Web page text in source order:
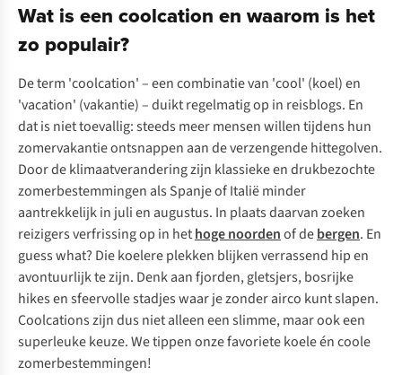
Wat is een coolcation en waarom is het
zo populair?
De term 'coolcation' – een combinatie van 'cool' (koel) en
'vacation' (vakantie) – duikt regelmatig op in reisblogs. En
dat is niet toevallig: steeds meer mensen willen tijdens hun
zomervakantie ontsnappen aan de verzengende hittegolven.
Door de klimaatverandering zijn klassieke en drukbezochte
zomerbestemmingen als Spanje of Italië minder
aantrekkelijk in juli en augustus. In plaats daarvan zoeken
reizigers verfrissing op in hethoge noordenof debergen. En
guess what? Die koelere plekken blijken verrassend hip en
avontuurlijk te zijn. Denk aan fjorden, gletsjers, bosrijke
hikes en sfeervolle stadjes waar je zonder airco kunt slapen.
Coolcations zijn dus niet alleen een slimme, maar ook een
superleuke keuze. We tippen onze favoriete koele én coole
zomerbestemmingen!